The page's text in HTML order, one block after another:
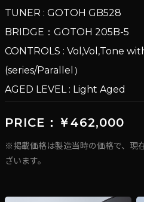
TUNER : GOTOH GB528
BRIDGE：GOTOH 205B-5
CONTROLS : Vol,Vol,Tone
(series/Parallel）
AGED LEVEL : Light Aged
PRICE：￥462,000
※掲載価格は製造当時の価格で、現
ざいます。